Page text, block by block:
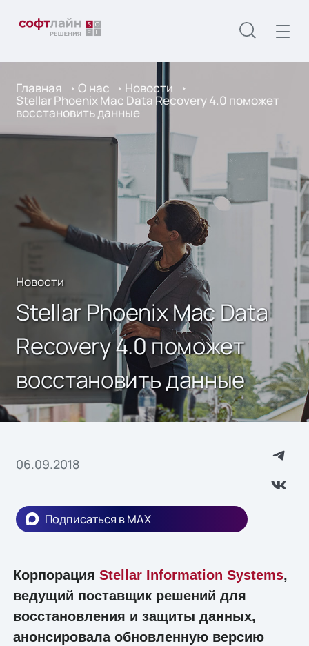
Главная О нас Новости
Stellar Phoenix Mac Data Recovery 4.0 поможет
восстановить данные
Новости
Stellar Phoenix Mac Data
Recovery 4.0 поможет
восстановить данные
06.09.2018
Подписаться в MAX
Корпорация Stellar Information Systems,
ведущий поставщик решений для
восстановления и защиты данных,
анонсировала обновленную версию